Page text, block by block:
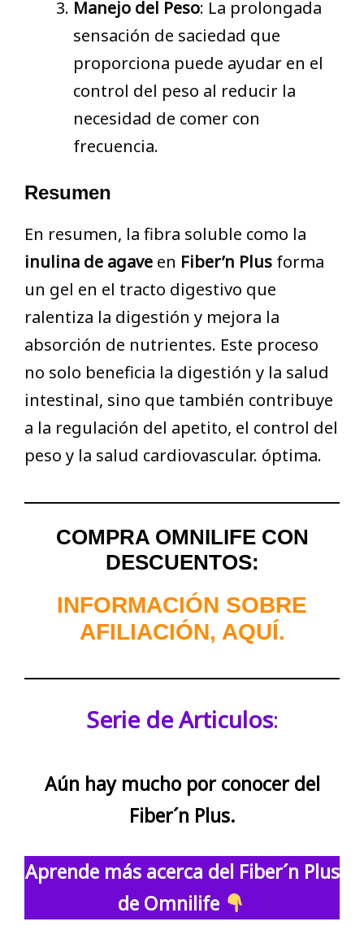
Manejo del Peso: La prolongada
sensación de saciedad que
proporciona puede ayudar en el
control del peso al reducir la
necesidad de comer con
frecuencia.
Resumen
En resumen, la fibra soluble como la
inulina de agave en Fiber’n Plus forma
un gel en el tracto digestivo que
ralentiza la digestión y mejora la
absorción de nutrientes. Este proceso
no solo beneficia la digestión y la salud
intestinal, sino que también contribuye
a la regulación del apetito, el control del
peso y la salud cardiovascular. óptima.
COMPRA OMNILIFE CON
DESCUENTOS:
INFORMACIÓN SOBRE
AFILIACIÓN, AQUÍ.
Serie de Articulos:
Aún hay mucho por conocer del
Fiber´n Plus.
Aprende más acerca del Fiber´n Plus
de Omnilife